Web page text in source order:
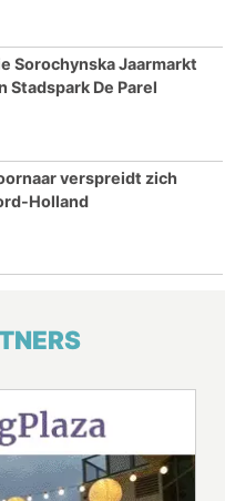
Sorochynska Jaarmarkt
Stadspark De Parel
verspreidt zich
Holland